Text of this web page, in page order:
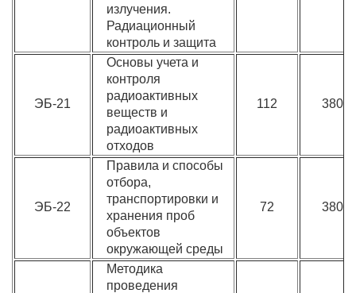
излучения.
Радиационный
контроль и защита
ЭБ-21
Основы учета и
контроля
радиоактивных
веществ и
радиоактивных
отходов
112 3800
ЭБ-22
Правила и способы
отбора,
транспортировки и
хранения проб
объектов
окружающей среды
72 3800
Методика
проведения